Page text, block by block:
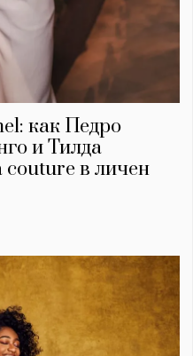
как Педро
и Тилда
в личен